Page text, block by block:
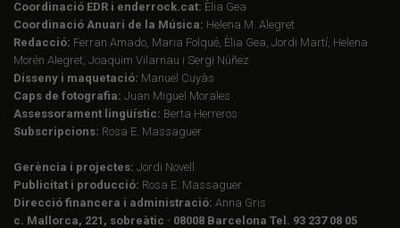
Coordinació EDR i enderrock.cat: Èlia Gea
Coordinació Anuari de la Música: Helena M. Alegret
Redacció: Ferran Amado, Maria Folqué, Èlia Gea, Jordi Martí, Helena
Morén Alegret, Joaquim Vilarnau i Sergi Núñez
Disseny i maquetació: Manuel Cuyàs
Caps de fotografia: Juan Miguel Morales
Assessorament lingüístic: Berta Herreros
Subscripcions: Rosa E. Massaguer
Gerència i projectes: Jordi Novell
Publicitat i producció: Rosa E. Massaguer
Direcció financera i administració: Anna Gris
c. Mallorca, 221, sobreàtic · 08008 Barcelona Tel. 93 237 08 05